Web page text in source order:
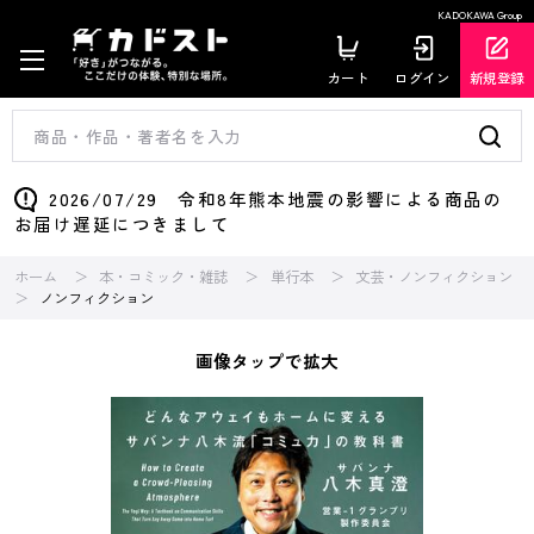
KADOKAWA Group
カート ログイン 新規登録
2026/07/29 令和8年熊本地震の影響による商品の
お届け遅延につきまして
ホーム 本・コミック・雑誌 単行本
文芸・ノンフィクション
ノンフィクション
画像タップで拡大